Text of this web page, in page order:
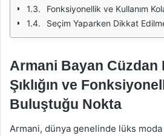
Fonksiyonellik ve Kullanım
Seçim Yaparken Dikkat
Armani Bayan Cüzdan
Şıklığın ve
Buluştuğu Nokta
Armani, dünya genelinde lüks moda